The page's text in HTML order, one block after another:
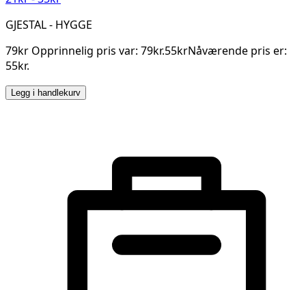
GJESTAL - HYGGE
79kr Opprinnelig pris var: 79kr.55krNåværende pris er:
55kr.
Legg i handlekurv